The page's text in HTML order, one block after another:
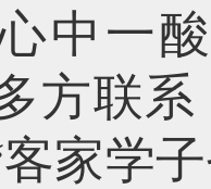
中一
方联
家学